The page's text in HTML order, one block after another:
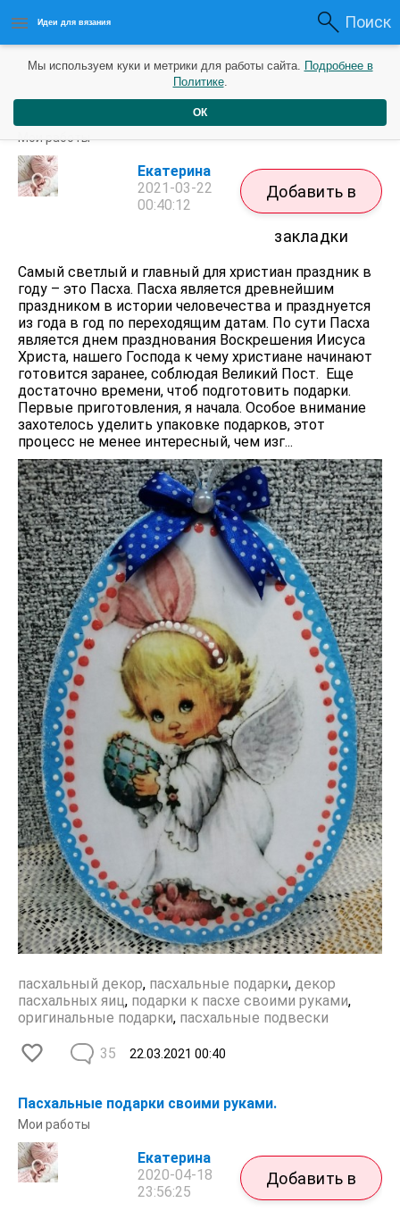
Идеи для вязания Поиск
Пасхальные подвески своими руками.
Мои работы
Екатерина
2021-03-22
00:40:12
Добавить в
закладки
Самый светлый и главный для христиан праздник в
году – это Пасха. Пасха является древнейшим
праздником в истории человечества и празднуется
из года в год по переходящим датам. По сути Пасха
является днем празднования Воскрешения Иисуса
Христа, нашего Господа к чему христиане начинают
готовится заранее, соблюдая Великий Пост. Еще
достаточно времени, чтоб подготовить подарки.
Первые приготовления, я начала. Особое внимание
захотелось уделить упаковке подарков, этот
процесс не менее интересный, чем изг...
пасхальный декор, пасхальные подарки, декор
пасхальных яиц, подарки к пасхе своими руками,
оригинальные подарки, пасхальные подвески
22.03.2021 00:40
35
Пасхальные подарки своими руками.
Мои работы
Екатерина
2020-04-18
23:56:25
Добавить в
Мы используем куки и метрики для работы сайта. Подробнее в
Политике.
ОК